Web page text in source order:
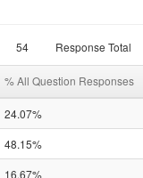
54 Response Total
% All Question Responses
24.07%
48.15%
16.67%